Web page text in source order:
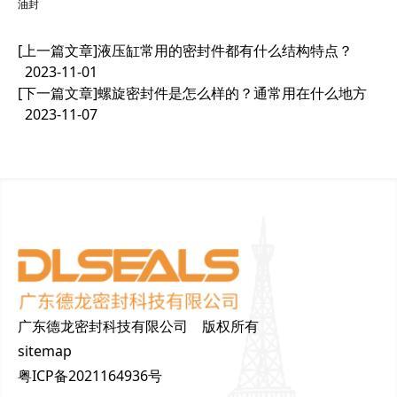
油封
[上一篇文章]液压缸常用的密封件都有什么结构特点？
2023-11-01
[下一篇文章]螺旋密封件是怎么样的？通常用在什么地方
2023-11-07
广东德龙密封科技有限公司 版权所有
sitemap
粤ICP备2021164936号